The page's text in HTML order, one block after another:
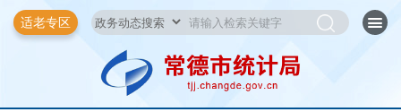
适老专区